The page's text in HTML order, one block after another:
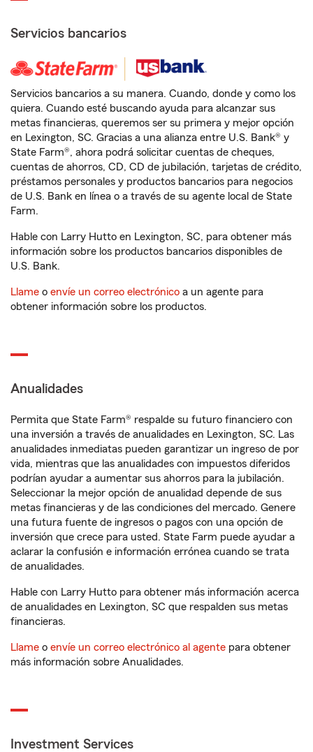
Servicios bancarios
Servicios bancarios a su manera. Cuando, donde y como los
quiera. Cuando esté buscando ayuda para alcanzar sus
metas financieras, queremos ser su primera y mejor opción
en Lexington, SC. Gracias a una alianza entre U.S. Bank® y
State Farm®, ahora podrá solicitar cuentas de cheques,
cuentas de ahorros, CD, CD de jubilación, tarjetas de crédito,
préstamos personales y productos bancarios para negocios
de U.S. Bank en línea o a través de su agente local de State
Farm.
Hable con Larry Hutto en Lexington, SC, para obtener más
información sobre los productos bancarios disponibles de
U.S. Bank.
Llame o envíe un correo electrónico a un agente para
obtener información sobre los productos.
Anualidades
Permita que State Farm® respalde su futuro financiero con
una inversión a través de anualidades en Lexington, SC. Las
anualidades inmediatas pueden garantizar un ingreso de por
vida, mientras que las anualidades con impuestos diferidos
podrían ayudar a aumentar sus ahorros para la jubilación.
Seleccionar la mejor opción de anualidad depende de sus
metas financieras y de las condiciones del mercado. Genere
una futura fuente de ingresos o pagos con una opción de
inversión que crece para usted. State Farm puede ayudar a
aclarar la confusión e información errónea cuando se trata
de anualidades.
Hable con Larry Hutto para obtener más información acerca
de anualidades en Lexington, SC que respalden sus metas
financieras.
Llame o envíe un correo electrónico al agente para obtener
más información sobre Anualidades.
Investment Services